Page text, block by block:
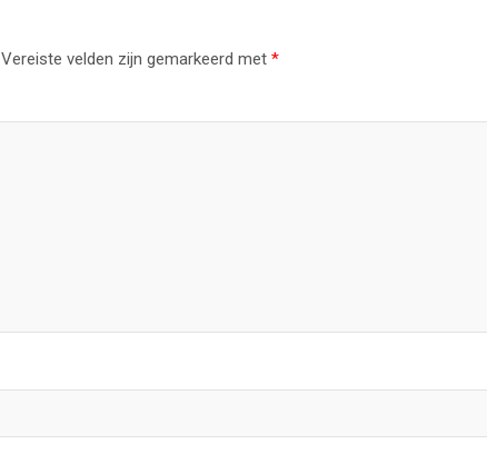
Vereiste velden zijn gemarkeerd met *